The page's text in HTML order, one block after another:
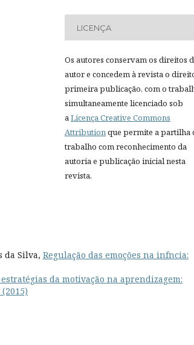
LICENÇA
Os autores conservam os direitos
autor e concedem à revista o
primeira publicação, com o
simultaneamente licenciado sob
aLicença Creative Commons
Attributionque permite a partilha
trabalho com reconhecimento da
autoria e publicação inicial nesta
revista.
da Silva, Regulação das emoções na infncia:
da motivação na aprendizagem: